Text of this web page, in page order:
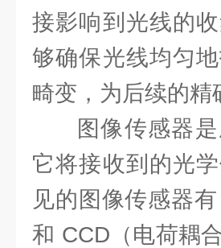
接影响到光线的
够确保光线均匀
畸变，为后续的
图像传感器
它将接收到的光
见的图像传感器
和 CCD（电荷耦